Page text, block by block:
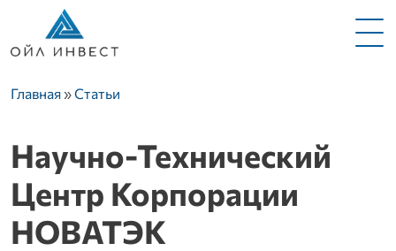
Строка навигации
Главная Статьи
Научно-Технический
Центр Корпорации
НОВАТЭК